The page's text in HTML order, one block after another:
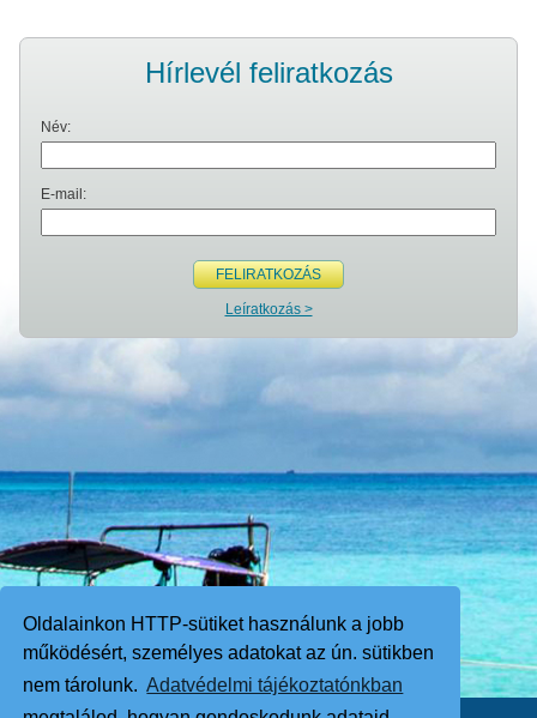
Oldalainkon HTTP-sütiket használunk a jobb
működésért, személyes adatokat az ún. sütikben
nem tárolunk. Adatvédelmi tájékoztatónkban
Hírlevél feliratkozás
Név:
E-mail:
FELIRATKOZÁS
Leíratkozás >